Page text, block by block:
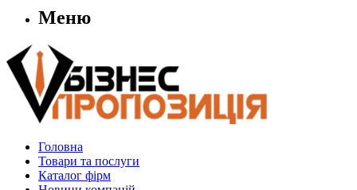
Меню
Головна
Товари та послуги
Каталог фірм